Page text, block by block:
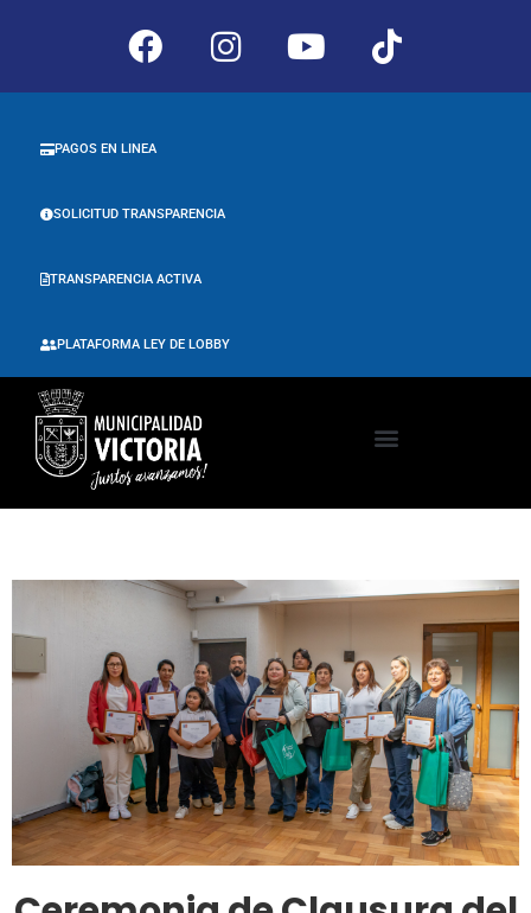
PLATAFORMA LEY DE LOBBY
TRANSPARENCIA ACTIVA
SOLICITUD TRANSPARENCIA
PAGOS EN LINEA